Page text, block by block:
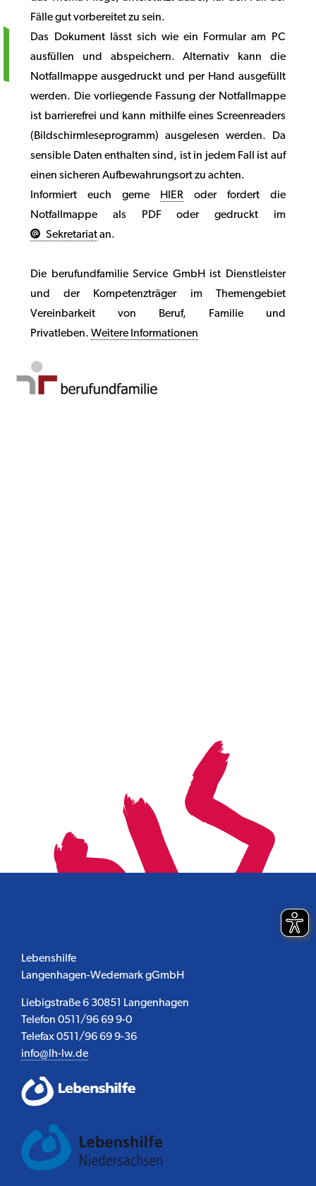
Fälle gut vorbereitet zu sein.
Das Dokument lässt sich wie ein Formular am PC
ausfüllen und abspeichern. Alternativ kann die
Notfallmappe ausgedruckt und per Hand ausgefüllt
werden. Die vorliegende Fassung der Notfallmappe
ist barrierefrei und kann mithilfe eines Screenreaders
(Bildschirmleseprogramm) ausgelesen werden. Da
sensible Daten enthalten sind, ist in jedem Fall ist auf
einen sicheren Aufbewahrungsort zu achten.
Informiert euch gerne
HIER oder fordert die
Notfallmappe als PDF oder gedruckt im
Sekretariatan.
Die berufundfamilie Service GmbH ist Dienstleister
und der Kompetenzträger im Themengebiet
Vereinbarkeit von Beruf, Familie und
Privatleben.Weitere Informationen
Lebenshilfe
Langenhagen-Wedemark gGmbH
Liebigstraße 6 30851 Langenhagen
Telefon 0511/96 69 9-0
Telefax 0511/96 69 9-36
info@lh-lw.de